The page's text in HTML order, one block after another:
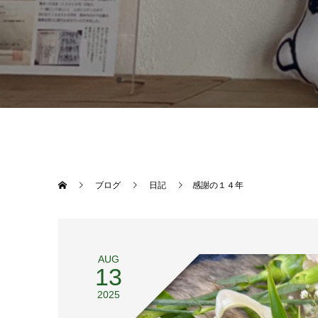
ブログ 日記 感謝の１４年
AUG
13
2025